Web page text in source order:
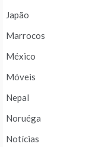
Japão
Marrocos
México
Móveis
Nepal
Noruéga
Notícias